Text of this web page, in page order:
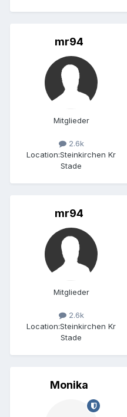
mr94
Mitglieder
2.6k
Location:Steinkirchen Kr
Stade
mr94
Mitglieder
2.6k
Location:Steinkirchen Kr
Stade
Monika